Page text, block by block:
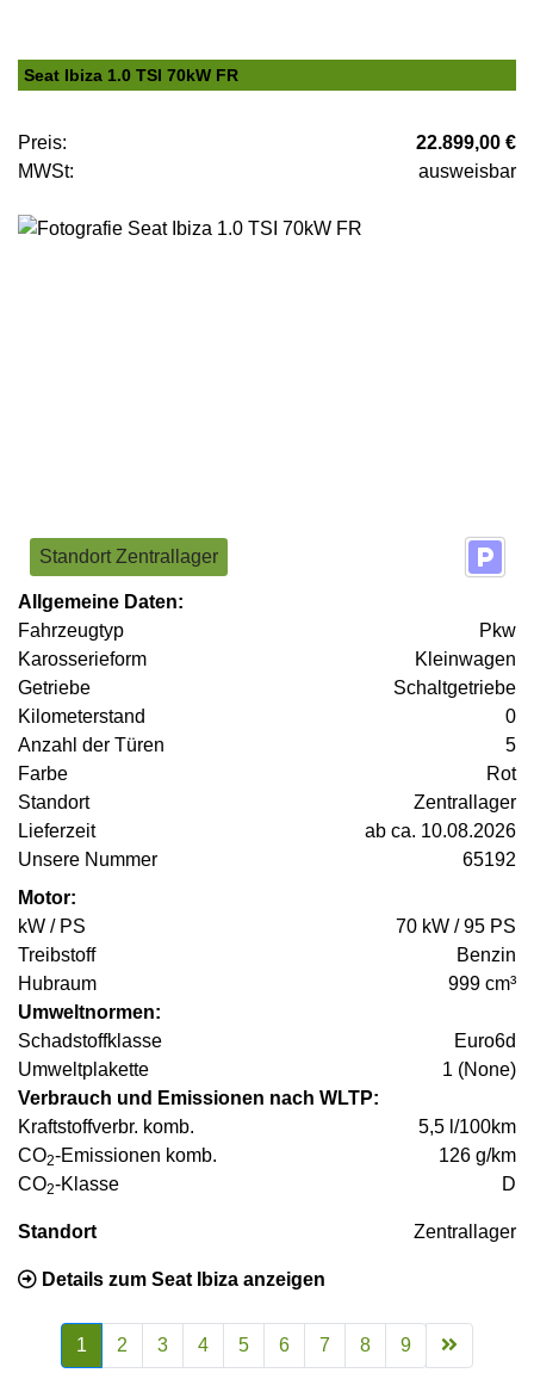
Seat Ibiza 1.0 TSI 70kW FR
Preis:
22.899,00 €
MWSt:
ausweisbar
Standort Zentrallager
Allgemeine Daten:
Fahrzeugtyp
Pkw
Karosserieform
Kleinwagen
Getriebe
Schaltgetriebe
Kilometerstand
0
Anzahl der Türen
5
Farbe
Rot
Standort
Zentrallager
Lieferzeit
ab ca. 10.08.2026
Unsere Nummer
65192
Motor:
kW / PS
70 kW / 95 PS
Treibstoff
Benzin
Hubraum
999 cm³
Umweltnormen:
Schadstoffklasse
Euro6d
Umweltplakette
1 (None)
Verbrauch und Emissionen nach WLTP:
Kraftstoffverbr. komb.
5,5 l/100km
CO2-Emissionen komb.
126 g/km
CO2-Klasse D
Standort Zentrallager
Details zum Seat Ibiza anzeigen
1 2 3 4 5 6 7 8 9